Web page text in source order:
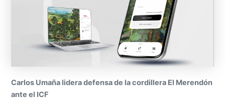
Carlos Umaña lidera defensa de la cordillera El Merendón
ante el ICF